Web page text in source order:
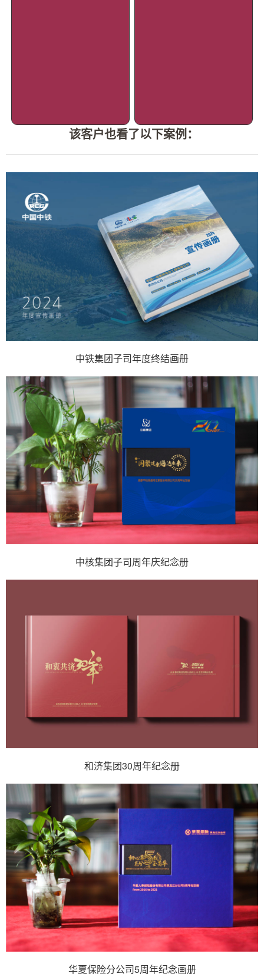
该客户也看了以下案例：
中铁集团子司年度终结画册
中核集团子司周年庆纪念册
和济集团30周年纪念册
华夏保险分公司5周年纪念画册